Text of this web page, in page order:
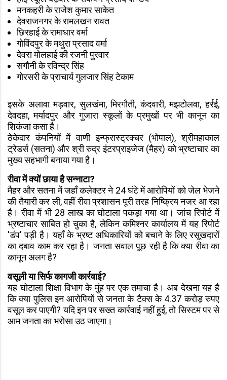
मनकहरी के राजेश कुमार साकेत
देवराजनगर के रामलखन रावत
छिरहाई के रामाधार वर्मा
गोविंदपुर के मथुरा प्रसाद वर्मा
देवरा मोलहाई की रजनी पुरवार
सगौनी के रविन्द्र सिंह
गोरसरी के प्राचार्य गुलजार सिंह टेकाम
इसके अलावा मड़वार, सुलखंमा, मिरगौती, कंदवारी, मझटोलवा, हर्रई,
देवदहा, मर्यादपुर और गुजारा स्कूलों के प्रमुखों पर भी कानून का
शिकंजा कसा है।
ठेकेदार कंपनियों में वाणी इन्फ्रास्ट्रक्चर (भोपाल), श्रीमहाकाल
ट्रेडर्स (सतना) और श्री रुद्र इंटरप्राइजेज (मैहर) को भ्रष्टाचार का
मुख्य सहभागी बनाया गया है।
रीवा में क्यों छाया है सन्नाटा?
मैहर और सतना में जहाँ कलेक्टर ने 24 घंटे में आरोपियों को जेल भेजने
की तैयारी कर ली, वहीं रीवा प्रशासन पूरी तरह निष्क्रिय नजर आ रहा
है। रीवा में भी 28 लाख का घोटाला पकड़ा गया था। जांच रिपोर्ट में
भ्रष्टाचार साबित हो चुका है, लेकिन कमिश्नर कार्यालय में यह रिपोर्ट
'डंप' पड़ी है। यहाँ के भ्रष्ट अधिकारियों को बचाने के लिए रसूखदारों
का दबाव काम कर रहा है। जनता सवाल पूछ रही है कि क्या रीवा का
कानून अलग है?
वसूली या सिर्फ कागजी कार्रवाई?
यह घोटाला शिक्षा विभाग के मुंह पर एक तमाचा है। अब देखना यह है
कि क्या पुलिस इन आरोपियों से जनता के टैक्स के 4.37 करोड़ रुपए
वसूल कर पाएगी? यदि इन पर सख्त कार्रवाई नहीं हुई, तो सिस्टम पर से
आम जनता का भरोसा उठ जाएगा।